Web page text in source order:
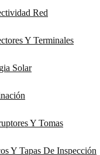
Red
Y Terminales
Solar
Y Tomas
Y Tapas De Inspección